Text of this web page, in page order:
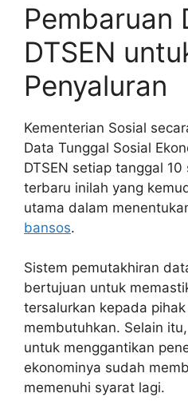
Pembaruan
DTSEN
Penyaluran
Kementerian Sosial
Data Tunggal Sosial
DTSEN setiap tanggal
terbaru inilah yang
utama dalam
bansos.
Sistem pemutakhiran
bertujuan untuk
tersalurkan kepada
membutuhkan. Selain
untuk menggantikan
ekonominya sudah
memenuhi syarat lagi.